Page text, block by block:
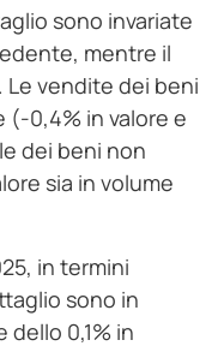
sono invariate
mentre il
vendite dei beni
(-0,4% in valore e
dei beni non
sia in volume
in termini
sono in
dello 0,1% in